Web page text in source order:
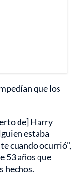
que los
de] Harry
estaba
cuando ocurrió",
53 años que
hechos.